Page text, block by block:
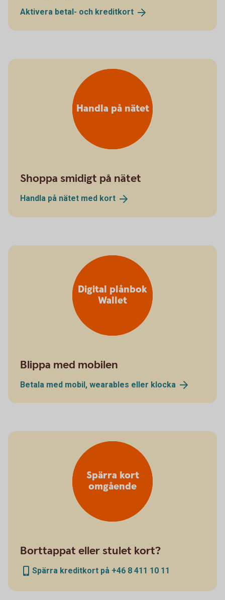
Aktivera betal- och kreditkort
Handla på nätet
Shoppa smidigt på nätet
Handla på nätet med kort
Digital plånbok
Wallet
Blippa med mobilen
Betala med mobil, wearables eller klocka
Spärra kort
omgående
Borttappat eller stulet kort?
Spärra kreditkort på +46 8 411 10 11